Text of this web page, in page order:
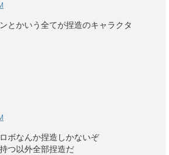
とかいう全てが捏造のキャラクタ
ボなんか捏造しかないぞ
つ以外全部捏造だ